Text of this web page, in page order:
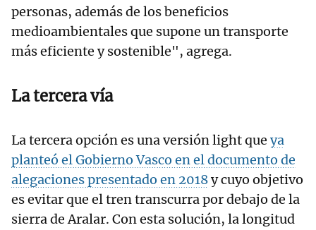
personas, además de los beneficios
medioambientales que supone un transporte
más eficiente y sostenible", agrega.
La tercera vía
La tercera opción es una versión light que ya
planteó el Gobierno Vasco en el documento de
alegaciones presentado en 2018y cuyo objetivo
es evitar que el tren transcurra por debajo de la
sierra de Aralar. Con esta solución, la longitud